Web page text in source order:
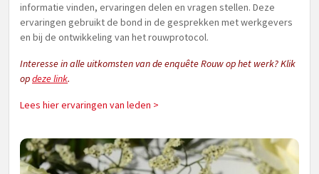
informatie vinden, ervaringen delen en vragen stellen. Deze
ervaringen gebruikt de bond in de gesprekken met werkgevers
en bij de ontwikkeling van het rouwprotocol.
Interesse in alle uitkomsten van de enquête Rouw op het werk? Klik
opdeze link.
Lees hier ervaringen van leden >